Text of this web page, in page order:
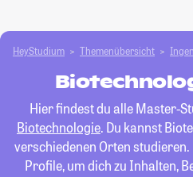
HeyStudium Themenübersicht
Hier findest du alle Master-
Biotechnologie. Du kannst
verschiedenen Orten
Profile, um dich zu Inhalten,